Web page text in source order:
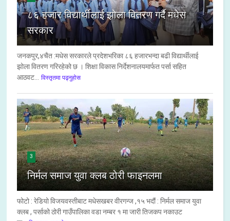
८६ हजार विद्यार्थीलाई झोला वितरण गर्दै मधेस
सरकार
जनकपुर,४चैत :मधेस सरकारले प्रदेशभरिका ८६ हजारभन्दा बढी विद्यार्थीलाई
झोला वितरण गरिरहेको छ । शिक्षा विकास निर्देशनालयमार्फत पर्सा सहित
आठवट... विस्तृतमा पढ्नुहोस
3
निर्मल समाज युवा क्लब ठोरी फाइनलमा
फोटो : रेडियो विजयवस्तीबाट मधेसखबर वीरगन्ज ,१५ भदौं : निर्मल समाज युवा
क्लब , पर्साको ठोरी गाउँपालिका वडा नम्बर १ मा जारी तिजकप नकाउट